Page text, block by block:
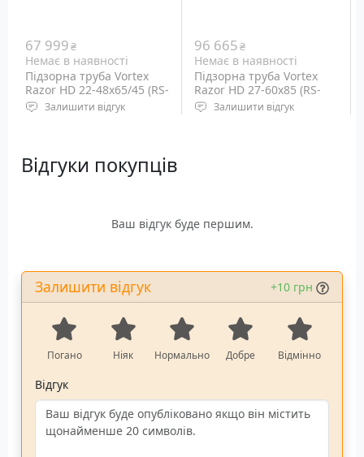
67 999₴
Немає в наявності
Підзорна труба Vortex
Razor HD 22-48x65/45 (RS-
65A)Залишити відгук
Кратність наближення:
22х - 48х
96 665₴
Немає в наявності
Підзорна труба Vortex
Razor HD 27-60x85 (RS-
85S)Залишити відгук
Відгуки покупців
Ваш відгук буде першим.
+10 грн
Залишити відгук
Відмінно
Добре
Нормально
Ніяк
Погано
Відгук